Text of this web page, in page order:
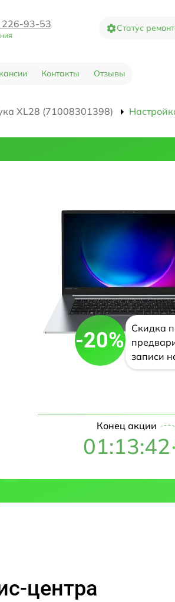
226-93-53 Статус
Контакты Отзывы
XL28 (71008301398)
-20%
Скидка
записи
Конец акции
01:13:41
центра